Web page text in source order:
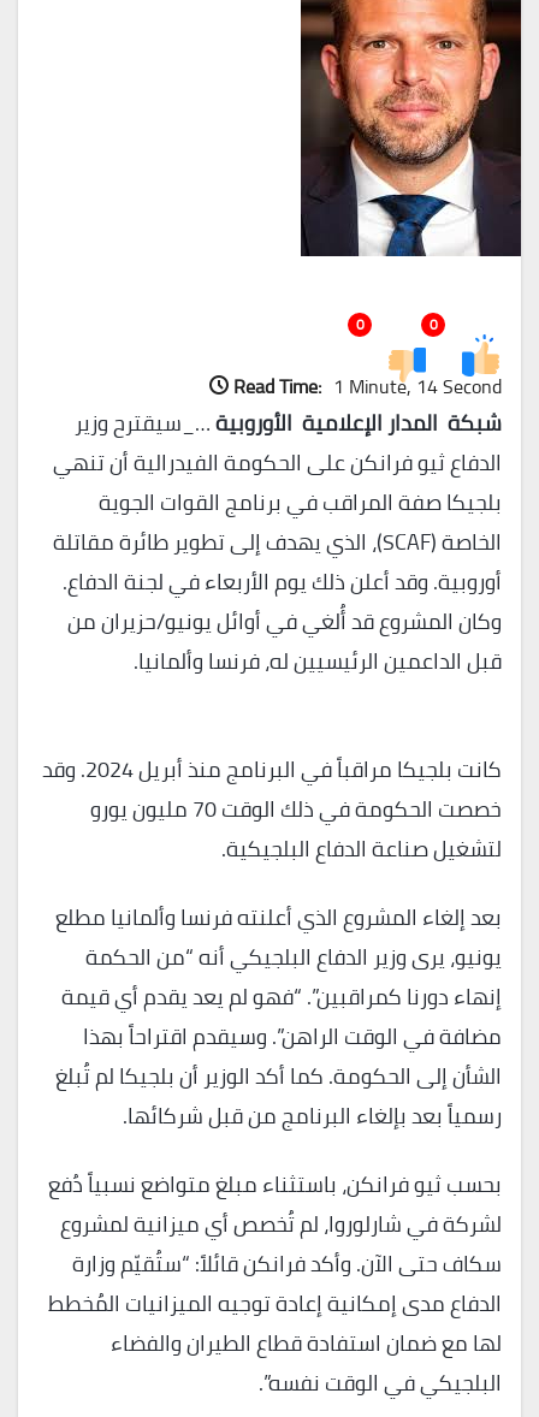
0
0
Read Time: 1 Minute, 14 Second
شبكة المدار الإعلامية الأوروبية…_سيقترح وزير
الدفاع ثيو فرانكن على الحكومة الفيدرالية أن تنهي
بلجيكا صفة المراقب في برنامج القوات الجوية
الخاصة (SCAF)، الذي يهدف إلى تطوير طائرة مقاتلة
أوروبية. وقد أعلن ذلك يوم الأربعاء في لجنة الدفاع.
وكان المشروع قد أُلغي في أوائل يونيو/حزيران من
قبل الداعمين الرئيسيين له، فرنسا وألمانيا.
كانت بلجيكا مراقباً في البرنامج منذ أبريل 2024. وقد
خصصت الحكومة في ذلك الوقت 70 مليون يورو
لتشغيل صناعة الدفاع البلجيكية.
بعد إلغاء المشروع الذي أعلنته فرنسا وألمانيا مطلع
يونيو، يرى وزير الدفاع البلجيكي أنه “من الحكمة
إنهاء دورنا كمراقبين”. “فهو لم يعد يقدم أي قيمة
مضافة في الوقت الراهن”. وسيقدم اقتراحاً بهذا
الشأن إلى الحكومة. كما أكد الوزير أن بلجيكا لم تُبلغ
رسمياً بعد بإلغاء البرنامج من قبل شركائها.
بحسب ثيو فرانكن، باستثناء مبلغ متواضع نسبياً دُفع
لشركة في شارلوروا، لم تُخصص أي ميزانية لمشروع
سكاف حتى الآن. وأكد فرانكن قائلاً: “ستُقيّم وزارة
الدفاع مدى إمكانية إعادة توجيه الميزانيات المُخطط
لها مع ضمان استفادة قطاع الطيران والفضاء
البلجيكي في الوقت نفسه”.